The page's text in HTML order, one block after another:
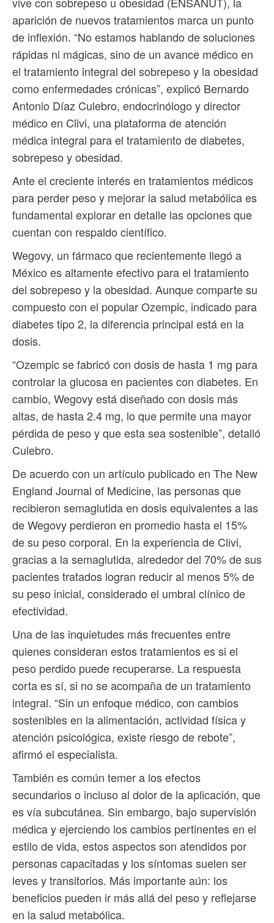
aparición de nuevos tratamientos marca un punto
de inflexión. “No estamos hablando de soluciones
rápidas ni mágicas, sino de un avance médico en
el tratamiento integral del sobrepeso y la obesidad
como enfermedades crónicas”, explicó Bernardo
Antonio Díaz Culebro, endocrinólogo y director
médico en Clivi, una plataforma de atención
médica integral para el tratamiento de diabetes,
sobrepeso y obesidad.
Ante el creciente interés en tratamientos médicos
para perder peso y mejorar la salud metabólica es
fundamental explorar en detalle las opciones que
cuentan con respaldo científico.
Wegovy, un fármaco que recientemente llegó a
México es altamente efectivo para el tratamiento
del sobrepeso y la obesidad. Aunque comparte su
compuesto con el popular Ozempic, indicado para
diabetes tipo 2, la diferencia principal está en la
dosis.
“Ozempic se fabricó con dosis de hasta 1 mg para
controlar la glucosa en pacientes con diabetes. En
cambio, Wegovy está diseñado con dosis más
altas, de hasta 2.4 mg, lo que permite una mayor
pérdida de peso y que esta sea sostenible”, detalló
Culebro.
De acuerdo con un artículo publicado en The New
England Journal of Medicine, las personas que
recibieron semaglutida en dosis equivalentes a las
de Wegovy perdieron en promedio hasta el 15%
de su peso corporal. En la experiencia de Clivi,
gracias a la semaglutida, alrededor del 70% de sus
pacientes tratados logran reducir al menos 5% de
su peso inicial, considerado el umbral clínico de
efectividad.
Una de las inquietudes más frecuentes entre
quienes consideran estos tratamientos es si el
peso perdido puede recuperarse. La respuesta
corta es sí, si no se acompaña de un tratamiento
integral. “Sin un enfoque médico, con cambios
sostenibles en la alimentación, actividad física y
atención psicológica, existe riesgo de rebote”,
afirmó el especialista.
También es común temer a los efectos
secundarios o incluso al dolor de la aplicación, que
es vía subcutánea. Sin embargo, bajo supervisión
médica y ejerciendo los cambios pertinentes en el
estilo de vida, estos aspectos son atendidos por
personas capacitadas y los síntomas suelen ser
leves y transitorios. Más importante aún: los
beneficios pueden ir más allá del peso y reflejarse
en la salud metabólica.